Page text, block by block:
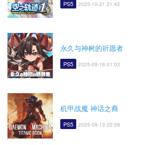
PS5 2025-10-21 21:42
永久与神树的祈愿者
PS5 2025-09-18 01:03
机甲战魔 神话之裔
PS5 2025-09-13 22:09